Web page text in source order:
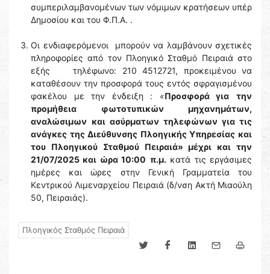
συμπεριλαμβανομένων των νόμιμων κρατήσεων υπέρ
Δημοσίου και του Φ.Π.Α. .
Οι ενδιαφερόμενοι μπορούν να λαμβάνουν σχετικές
πληροφορίες από τον Πλοηγικό Σταθμό Πειραιά στο
εξής τηλέφωνο: 210 4512721, προκειμένου να
καταθέσουν την προσφορά τους εντός σφραγισμένου
φακέλου με την ένδειξη : «Προσφορά για
την
προμήθεια φωτοτυπικών μηχανημάτων,
αναλώσιμων και ασύρματων τηλεφώνων για τις
ανάγκες της Διεύθυνσης Πλοηγικής Υπηρεσίας και
του Πλοηγικού Σταθμού Πειραιά» μέχρι και την
21/07/2025 και ώρα 10:00 π.μ. κατά τις εργάσιμες
ημέρες και ώρες στην Γενική Γραμματεία του
Κεντρικού Λιμεναρχείου Πειραιά (δ/νση Ακτή Μιαούλη
50, Πειραιάς).
Πλοηγικός Σταθμός Πειραιά